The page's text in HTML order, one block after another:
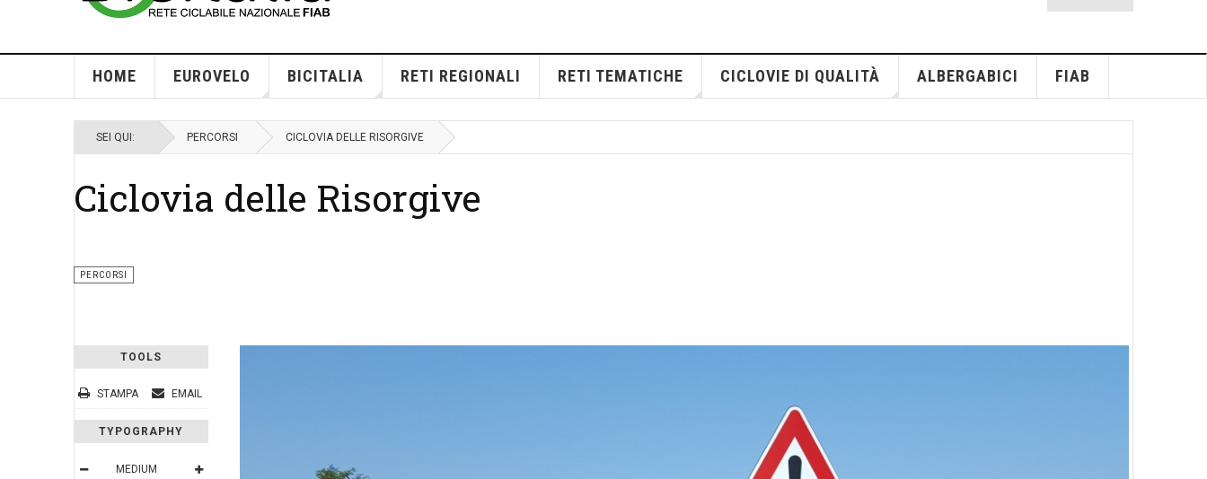
HOME EUROVELO BICITALIA RETI REGIONALI RETI TEMATICHE CICLOVIE DI QUALITÀ ALBERGABICI FIAB
SEI QUI: PERCORSI CICLOVIA DELLE RISORGIVE
Ciclovia delle Risorgive
PERCORSI
TOOLS
STAMPA EMAIL
TYPOGRAPHY
MEDIUM